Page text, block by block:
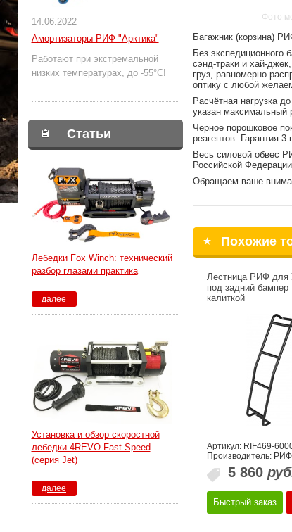
14.06.2022
Амортизаторы РИФ "Арктика"
Работают при экстремальной
низких температурах, до -55°С!
Статьи
Лебедки Fox Winch: технический
разбор глазами практика
далее
Установка и обзор скоростной
лебедки 4REVO Fast Speed
(серия Jet)
далее
Фото
Багажник (корзина)
Без экспедиционного
сэнд-траки и хай-
груз, равномерно
оптику с любой
Расчётная нагрузка
указан максимальный
Черное порошковое
реагентов. Гарантия 3
Весь силовой обвес
Российской
Обращаем ваше
Похожие
Лестница РИФ для
под задний
калиткой
Артикул: RIF469-
Производитель: РИФ
5 860
Быстрый заказ